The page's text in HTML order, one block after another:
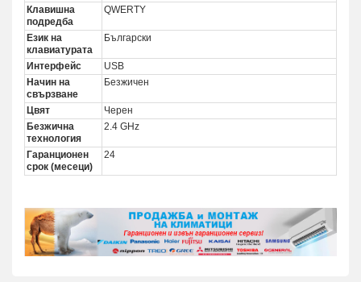
Клавишна
подредба
QWERTY
Език на
клавиатурата
Български
Интерфейс
USB
Начин на
свързване
Безжичен
Цвят
Черен
Безжична
технология
2.4 GHz
Гаранционен
срок (месеци)
24